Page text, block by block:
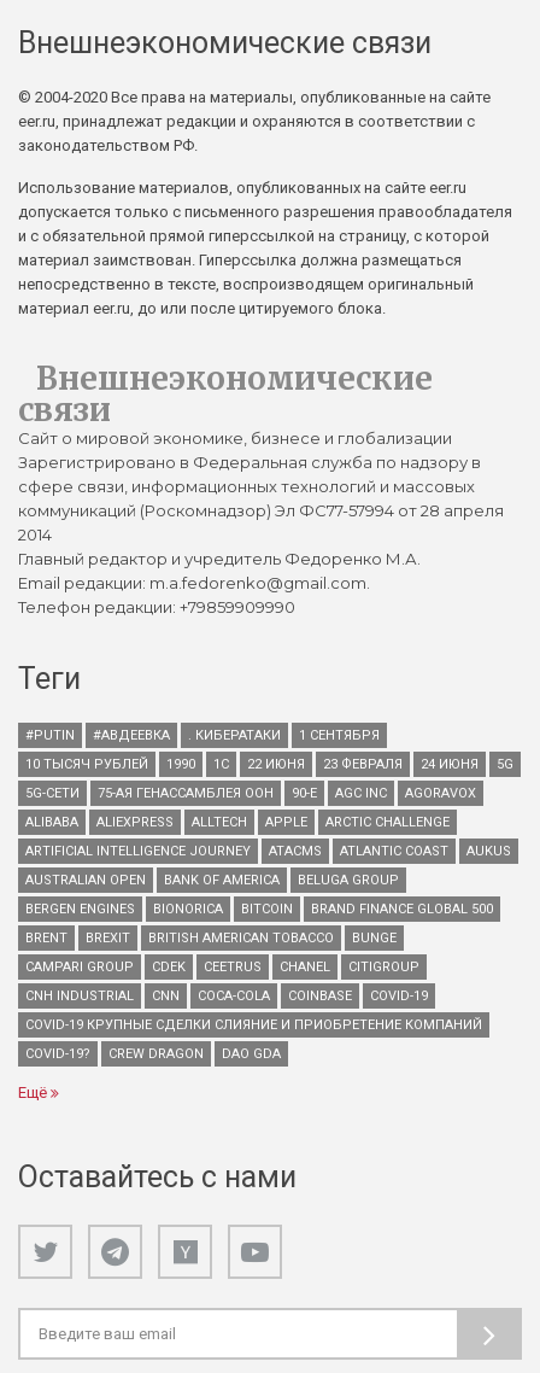
Внешнеэкономические связи
© 2004-2020 Все права на материалы, опубликованные на сайте
eer.ru, принадлежат редакции и охраняются в соответствии с
законодательством РФ.
Использование материалов, опубликованных на сайте eer.ru
допускается только с письменного разрешения правообладателя
и с обязательной прямой гиперссылкой на страницу, с которой
материал заимствован. Гиперссылка должна размещаться
непосредственно в тексте, воспроизводящем оригинальный
материал eer.ru, до или после цитируемого блока.
Внешнеэкономические
связи
Сайт о мировой экономике, бизнесе и глобализации
Зарегистрировано в Федеральная служба по надзору в
сфере связи, информационных технологий и массовых
коммуникаций (Роскомнадзор) Эл ФС77-57994 от 28 апреля
2014
Главный редактор и учредитель Федоренко М.А.
Email редакции: m.a.fedorenko@gmail.com.
Телефон редакции: +79859909990
Теги
#PUTIN #АВДЕЕВКА . КИБЕРАТАКИ
1 СЕНТЯБРЯ
10 ТЫСЯЧ РУБЛЕЙ
1990 1С 22 ИЮНЯ 23 ФЕВРАЛЯ 24 ИЮНЯ
5G
5G-СЕТИ
75-АЯ ГЕНАССАМБЛЕЯ ООН 90-Е AGC INC
AGORAVOX
ALIBABA
ALIEXPRESS ALLTECH APPLE
ARCTIC CHALLENGE
ARTIFICIAL INTELLIGENCE JOURNEY
ATACMS ATLANTIC COAST
AUKUS
AUSTRALIAN OPEN
BANK OF AMERICA
BELUGA GROUP
BERGEN ENGINES
BIONORICA BITCOIN
BRAND FINANCE GLOBAL 500
BRENT
BREXIT BRITISH AMERICAN TOBACCO
BUNGE
CAMPARI GROUP
CDEK CEETRUS CHANEL
CITIGROUP
CNH INDUSTRIAL
CNN COCA-COLA COINBASE
COVID-19
COVID-19 КРУПНЫЕ СДЕЛКИ СЛИЯНИЕ И ПРИОБРЕТЕНИЕ КОМПАНИЙ
COVID-19?
CREW DRAGON DAO GDA
Ещё
Оставайтесь с нами